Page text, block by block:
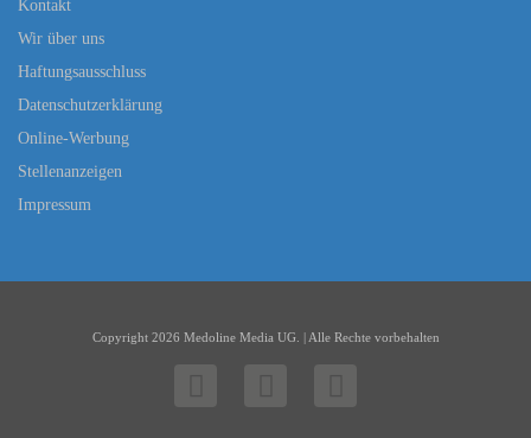
Kontakt
Wir über uns
Haftungsausschluss
Datenschutzerklärung
Online-Werbung
Stellenanzeigen
Impressum
Copyright 2026 Medoline Media UG. | Alle Rechte vorbehalten